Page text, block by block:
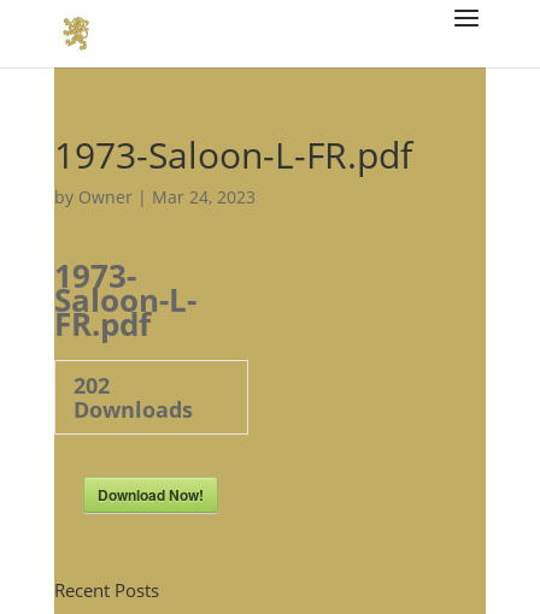
1973-Saloon-L-FR.pdf
by Owner| Mar 24, 2023
1973-
Saloon-L-
FR.pdf
202
Downloads
Download Now!
Recent Posts